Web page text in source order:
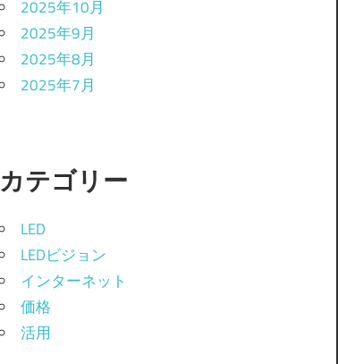
2025年10月
2025年9月
2025年8月
2025年7月
カテゴリー
LED
LEDビジョン
インターネット
価格
活用